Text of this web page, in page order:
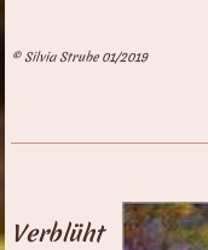
© Silvia Strube 01/2019
Verblüht